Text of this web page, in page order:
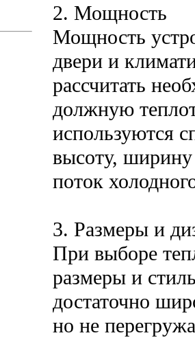
2. Мощность
Мощность
двери и
рассчитать
должную
используются
высоту,
поток
3. Размеры и
При выборе
размеры и
достаточно
но не